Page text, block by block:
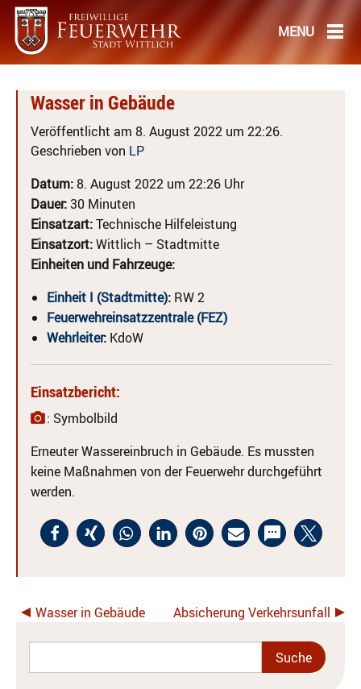
Wasser in Gebäude
Veröffentlicht am 8. August 2022 um 22:26.
Geschrieben von LP
Datum:8. August 2022 um 22:26 Uhr
Dauer:30 Minuten
Einsatzart:Technische Hilfeleistung
Einsatzort:Wittlich – Stadtmitte
Einheiten und Fahrzeuge:
Einheit I (Stadtmitte): RW 2
Feuerwehreinsatzzentrale (FEZ)
Wehrleiter: KdoW
Einsatzbericht:
: Symbolbild
Erneuter Wassereinbruch in Gebäude. Es mussten
keine Maßnahmen von der Feuerwehr durchgeführt
werden.
Wasser in Gebäude Absicherung Verkehrsunfall